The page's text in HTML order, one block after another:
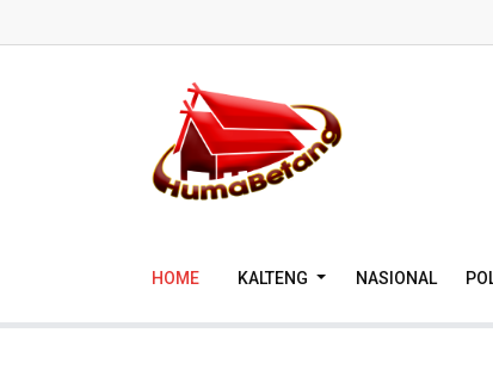
HOME KALTENG NASIONAL